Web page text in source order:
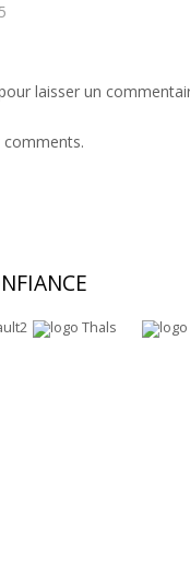
laisser un